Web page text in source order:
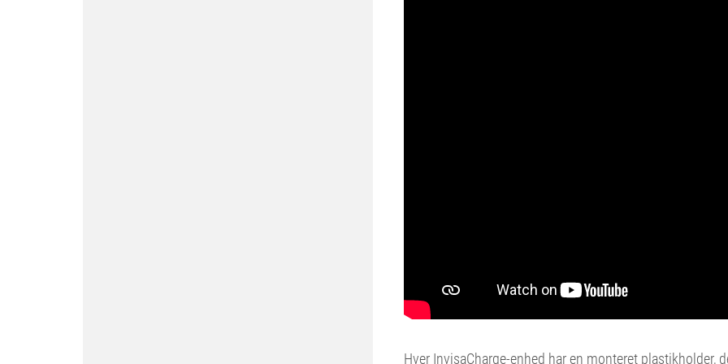
Hver InvisaCharge-enhed har en monteret plastikholder,